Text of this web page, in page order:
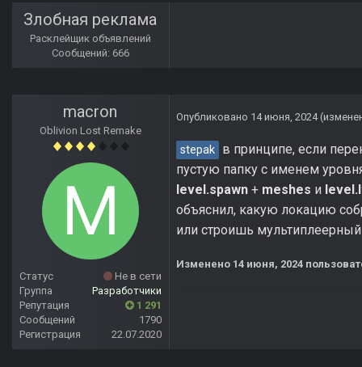
Злобная реклама
Расклейщик объявлений
Сообщений: 666
macron
Oblivion Lost Remake
Статус
Не в сети
Группа
Разработчики
Репутация
1 291
Сообщений
1790
Регистрация
22.07.2020
Опубликовано 14 июня, 2024
stepak в принципе, если
пустую папку с именем
level.spawn + meshes и
объяснил, какую локацию
или строишь
Изменено 14 июня, 2024